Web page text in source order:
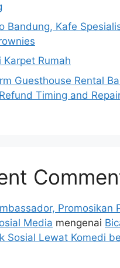
Bandung, Kafe
Karpet Rumah
Guesthouse Rental
Timing and
Promosikan
Media mengenai
Sosial Lewat Komedi